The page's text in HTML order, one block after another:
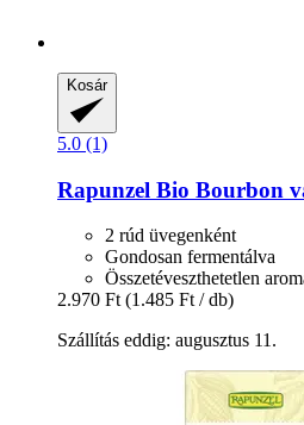
Kosár
5.0 (1)
Rapunzel Bio Bourbon
2 rúd üvegenként
Gondosan fermentálva
Összetéveszthetetlen
2.970 Ft (1.485 Ft / db)
Szállítás eddig: augusztus 11.